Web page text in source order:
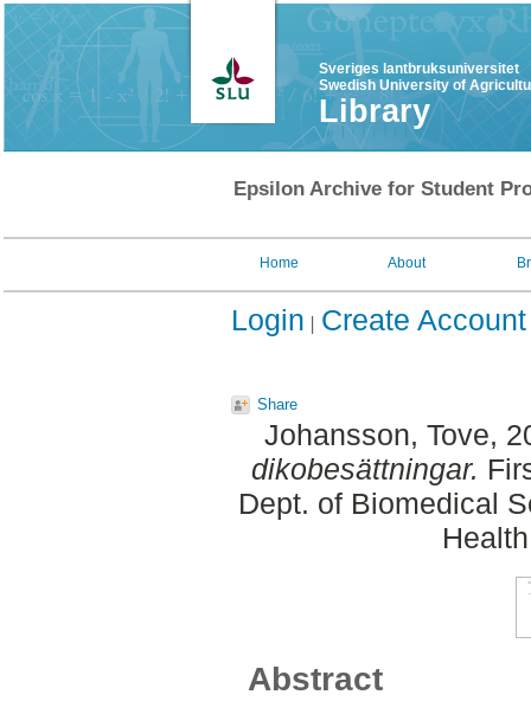
Sveriges lantbruksuniversitet
Swedish University of
Library
Epsilon Archive for Student
Home About
Login Create Account
Share
Johansson, Tove,
dikobesättningar.
Dept. of Biomedical
Abstract